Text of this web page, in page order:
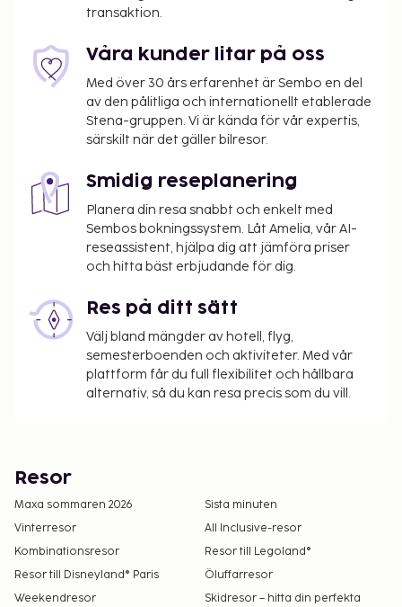
transaktion.
Våra kunder litar på oss
Med över 30 års erfarenhet är Sembo en del
av den pålitliga och internationellt etablerade
Stena-gruppen. Vi är kända för vår expertis,
särskilt när det gäller bilresor.
Smidig reseplanering
Planera din resa snabbt och enkelt med
Sembos bokningssystem. Låt Amelia, vår AI-
reseassistent, hjälpa dig att jämföra priser
och hitta bäst erbjudande för dig.
Res på ditt sätt
Välj bland mängder av hotell, flyg,
semesterboenden och aktiviteter. Med vår
plattform får du full flexibilitet och hållbara
alternativ, så du kan resa precis som du vill.
Resor
Maxa sommaren 2026
Sista minuten
Vinterresor
All Inclusive-resor
Kombinationsresor
Resor till Legoland®
Resor till Disneyland® Paris
Öluffarresor
Weekendresor
Skidresor – hitta din perfekta